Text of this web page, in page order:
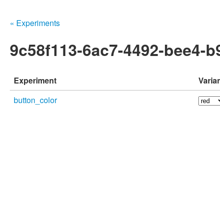
« Experiments
9c58f113-6ac7-4492-bee4-
Experiment
button_color